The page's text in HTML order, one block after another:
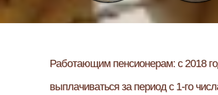
Работающим пенсионерам: с 2018
выплачиваться за период с 1-го